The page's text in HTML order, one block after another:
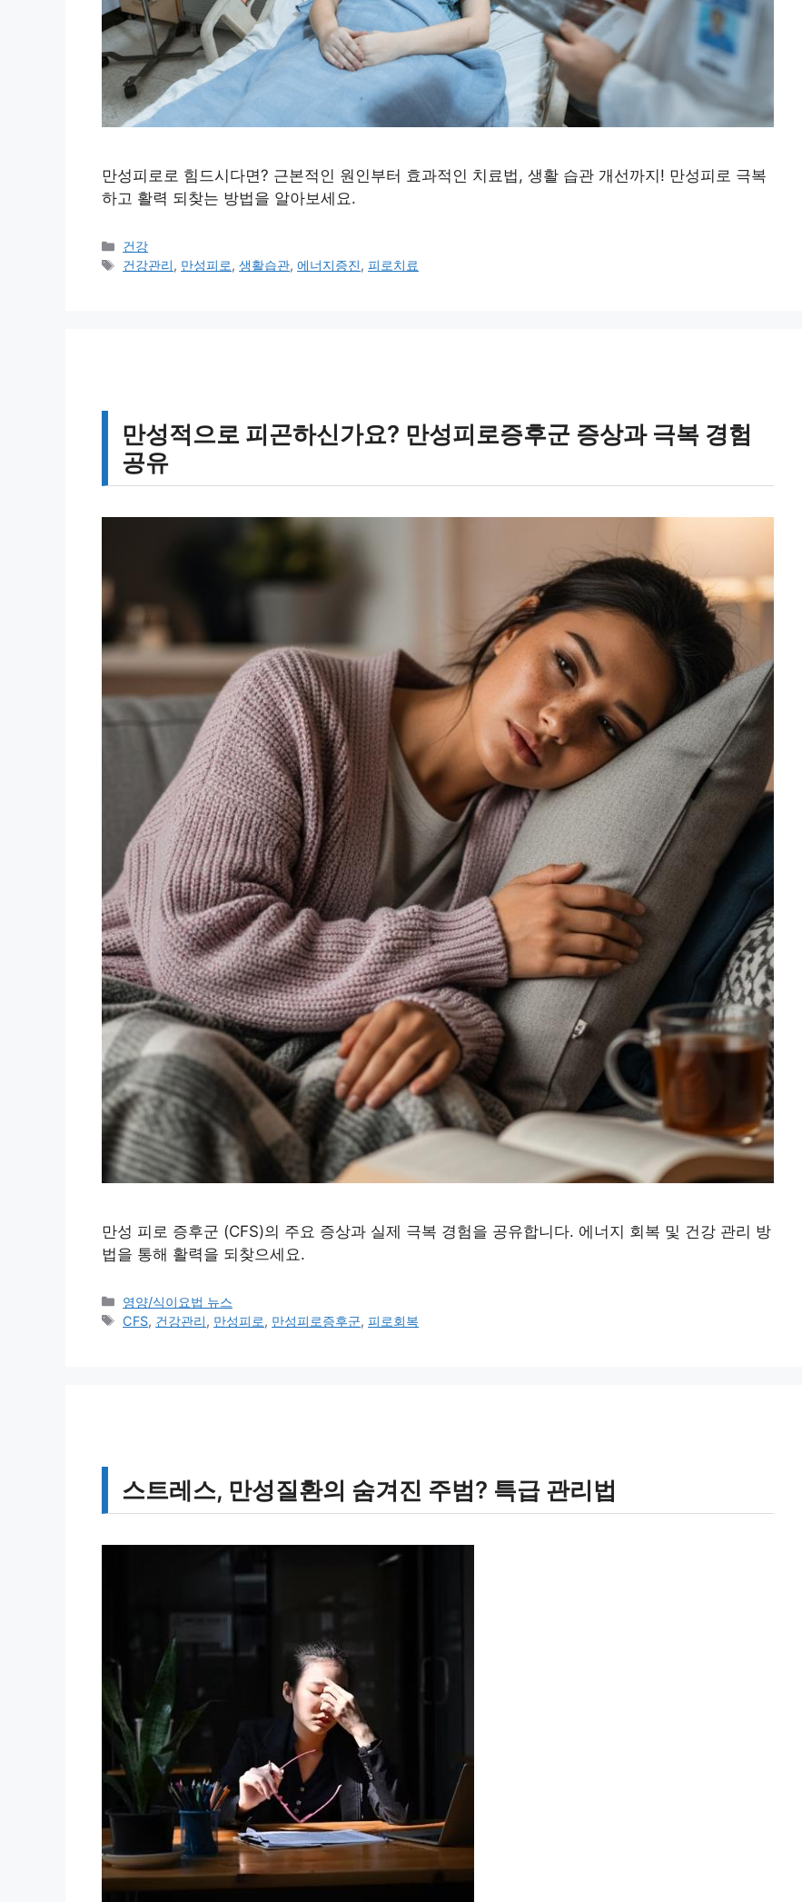
만성피로로 힘드시다면? 근본적인 원인부터 효과적인 치료법, 생활 습관 개선까지! 만성피로 극복
하고 활력 되찾는 방법을 알아보세요.
카
테
건강
태
건강관리, 만성피로,생활습관,에너지증진,피로치료
만성적으로 피곤하신가요? 만성피로증후군 증상과 극복 경험
공유
만성 피로 증후군 (CFS)의 주요 증상과 실제 극복 경험을 공유합니다. 에너지 회복 및 건강 관리 방
법을 통해 활력을 되찾으세요.
카
테
영양/식이요법 뉴스
태
CFS, 건강관리, 만성피로, 만성피로증후군,피로회복
스트레스, 만성질환의 숨겨진 주범? 특급 관리법